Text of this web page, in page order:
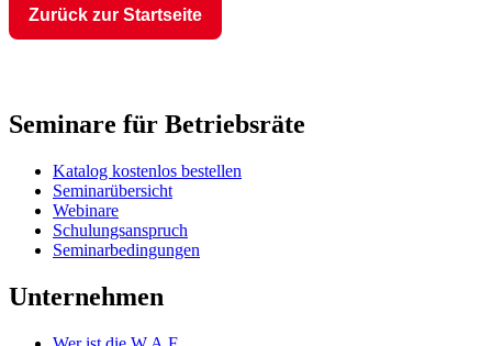
Zurück zur Startseite
Seminare für Betriebsräte
Katalog kostenlos bestellen
Seminarübersicht
Webinare
Schulungsanspruch
Seminarbedingungen
Unternehmen